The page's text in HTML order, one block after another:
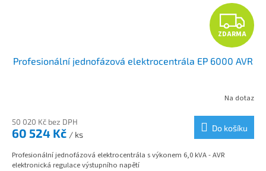
Z
D
A
R
M
A
ZDARMA
Profesionální jednofázová elektrocentrála EP 6000 AVR
Na dotaz
50 020 Kč bez DPH
60 524 Kč / ks
Do košíku
Profesionální jednofázová elektrocentrála s výkonem 6,0 kVA - AVR
elektronická regulace výstupního napětí